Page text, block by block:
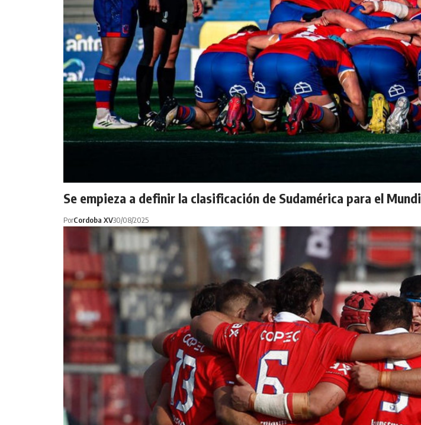
Se empieza a definir la clasificación de Sudamérica para el
PorCordoba XV30/08/2025